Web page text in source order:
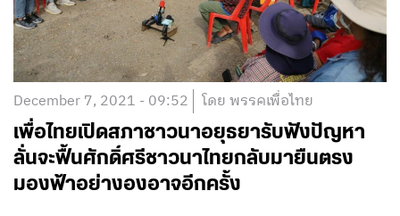
December 7, 2021 - 09:52 โดย พรรคเพื่อไทย
เพื่อไทยเปิดสภาชาวนาอยุธยารับฟังปัญหา
ลั่นจะฟื้นศักดิ์ศรีชาวนาไทยกลับมายืนตรง
มองฟ้าอย่างองอาจอีกครั้ง